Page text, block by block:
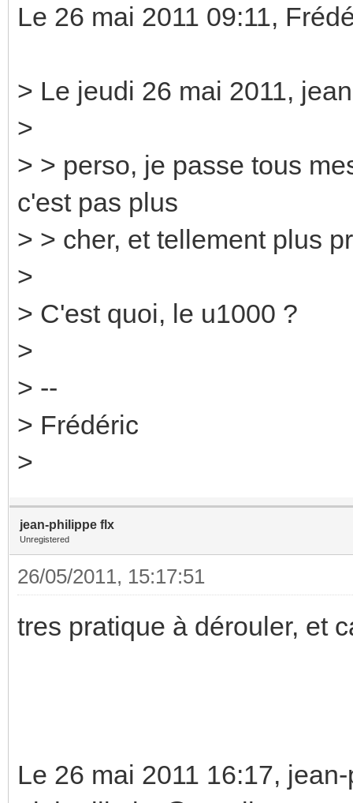
Le 26 mai 2011 09:11,
> Le jeudi 26 mai 2011,
>
> > perso, je passe tous
c'est pas plus
> > cher, et tellement plus
>
> C'est quoi, le u1000 ?
>
> --
> Frédéric
>
jean-philippe flx
Unregistered
26/05/2011, 15:17:51
tres pratique à dérouler, et
Le 26 mai 2011 16:17,